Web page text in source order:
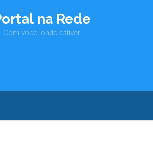
na Rede
Com você, onde estiver.